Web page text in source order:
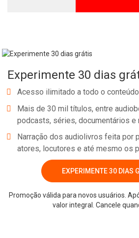
Experimente 30 dias
Acesso ilimitado a todo o
Mais de 30 mil títulos, entre
podcasts, séries, documentários e
Narração dos audiolivros feita por
atores, locutores e até mesmo os
EXPERIMENTE 30 DIAS
Promoção válida para novos usuários.
valor integral. Cancele